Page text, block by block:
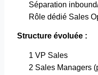
Séparation
Rôle dédié Sales
Structure évoluée :
1 VP Sales
2 Sales Managers